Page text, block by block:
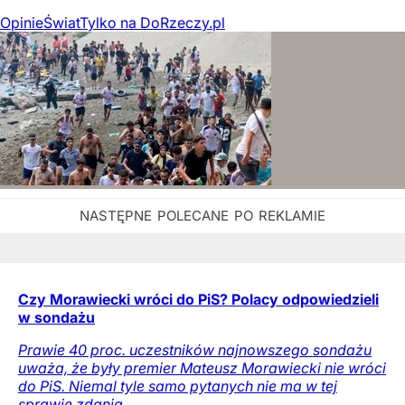
OpinieŚwiatTylko na DoRzeczy.pl
Czy Morawiecki wróci do PiS? Polacy odpowiedzieli
w sondażu
Prawie 40 proc. uczestników najnowszego sondażu
uważa, że były premier Mateusz Morawiecki nie wróci
do PiS. Niemal tyle samo pytanych nie ma w tej